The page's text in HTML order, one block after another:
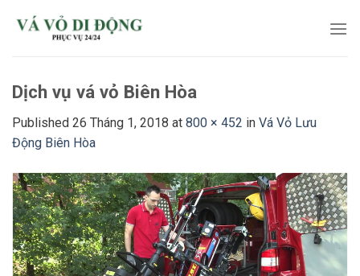
Dịch vụ vá vỏ Biên Hòa
Published 26 Tháng 1, 2018 at 800 × 452 in Vá Vỏ Lưu
Động Biên Hòa